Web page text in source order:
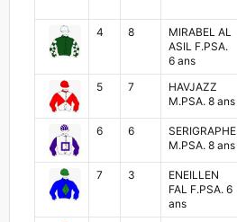
4 8
MIRABEL AL
ASIL F.PSA.
6 ans
5 7
HAVJAZZ
M.PSA. 8 ans
6 6
SERIGRAPHE
M.PSA. 8 ans
7 3
ENEILLEN
FAL F.PSA. 6
ans